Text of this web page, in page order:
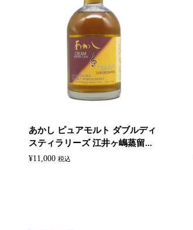
あかし ピュアモルト ダブルディ
スティラリーズ 江井ヶ嶋蒸留...
¥11,000 税込